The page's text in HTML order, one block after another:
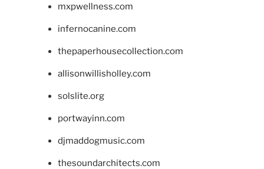
mxpwellness.com
infernocanine.com
thepaperhousecollection.com
allisonwillisholley.com
solslite.org
portwayinn.com
djmaddogmusic.com
thesoundarchitects.com